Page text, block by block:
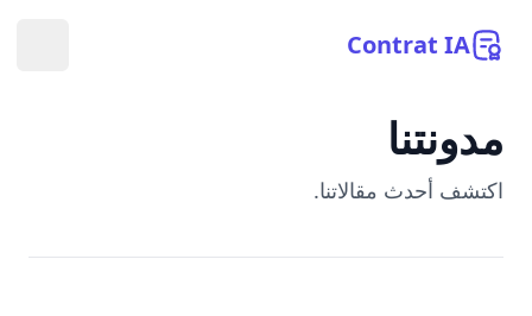
Contrat IA
مدونتنا
اكتشف أحدث مقالاتنا.